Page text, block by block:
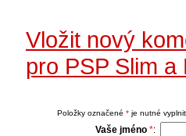
Vložit nový
pro PSP Slim
Položky označené *je nutné
Vaše jméno *: